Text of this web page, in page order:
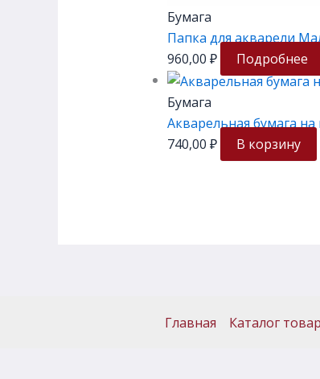
Бумага
Папка для акварели
960,00 ₽ Подробнее
Бумага
Акварельная бумага
740,00 ₽ В корзину
Главная Каталог